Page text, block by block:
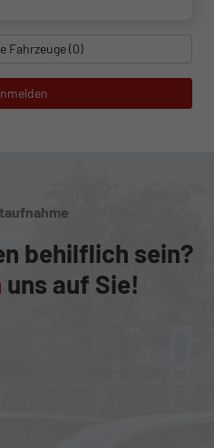
Fahrzeuge (0)
behilflich sein?
uns auf Sie!